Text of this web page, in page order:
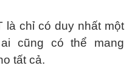
là chỉ có duy nhất một
cũng có thể mang
tất cả.